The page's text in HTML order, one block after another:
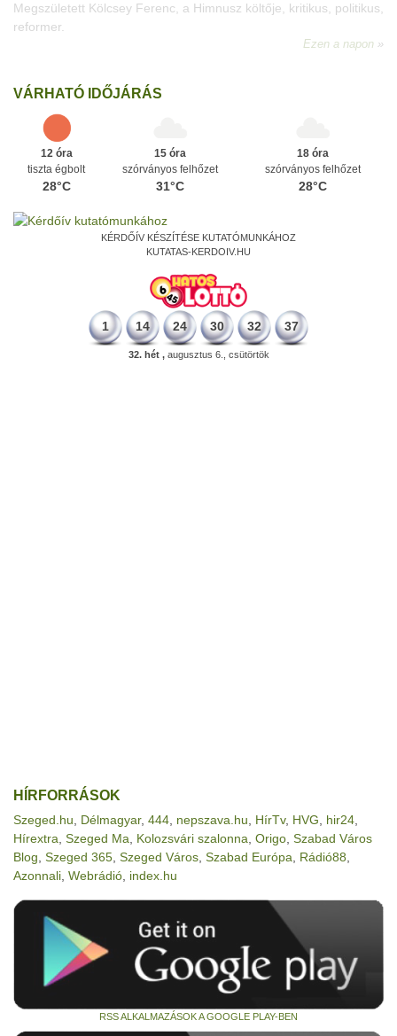
Megszületett Mikes Kelemen memoáríró, műfordító, a XVIII.
századi magyar prózairodalom legnagyobb alakja.
Ezen a napon
VÁRHATÓ IDŐJÁRÁS
12 óra
tiszta égbolt
28°C
15 óra
szórványos felhőzet
31°C
18 óra
szórványos felhőzet
28°C
KÉRDŐÍV KÉSZÍTÉSE KUTATÓMUNKÁHOZ
KUTATAS-KERDOIV.HU
1 14 24 30 32 37
32. hét ,augusztus 6., csütörtök
HÍRFORRÁSOK
Szeged.hu Délmagyar, 444 nepszava.hu HírTv, HVG hir24
Hírextra Szeged Ma Kolozsvári szalonna Origo Szabad Város
Blog Szeged 365 Szeged Város Szabad Európa Rádió88
Azonnali Webrádió index.hu
RSS ALKALMAZÁSOK A GOOGLE PLAY-BEN